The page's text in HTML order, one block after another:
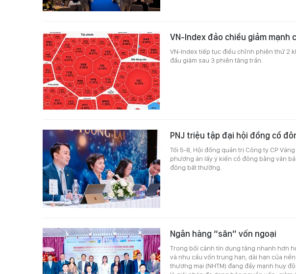
VN-Index đảo chiều giảm mạnh
VN-Index tiếp tục điều chỉnh phiên thứ 2
đầu giảm sau 3 phiên tăng trần.
PNJ triệu tập đại hội đồng cổ
Tối 5-8, Hội đồng quản trị Công ty CP
phương án lấy ý kiến cổ đông bằng văn
đông bất thường.
Ngân hàng “săn” vốn ngoại
Trong bối cảnh tín dụng tăng nhanh hơn
và nhu cầu vốn trung hạn, dài hạn của
thương mại (NHTM) đang đẩy mạnh huy